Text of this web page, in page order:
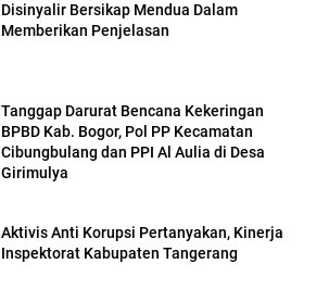
Disinyalir Bersikap Mendua Dalam
Memberikan Penjelasan
Tanggap Darurat Bencana Kekeringan
BPBD Kab. Bogor, Pol PP Kecamatan
Cibungbulang dan PPI Al Aulia di Desa
Girimulya
Aktivis Anti Korupsi Pertanyakan, Kinerja
Inspektorat Kabupaten Tangerang